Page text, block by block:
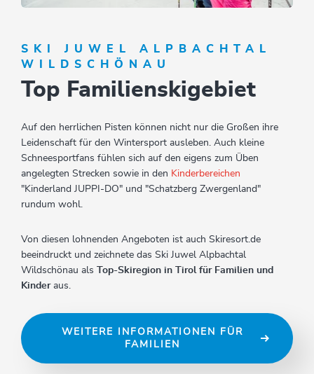
SKI JUWEL ALPBACHTAL
WILDSCHÖNAU
Top Familienskigebiet
Auf den herrlichen Pisten können nicht nur die Großen ihre
Leidenschaft für den Wintersport ausleben. Auch kleine
Schneesportfans fühlen sich auf den eigens zum Üben
angelegten Strecken sowie in den Kinderbereichen
"Kinderland JUPPI-DO" und "Schatzberg Zwergenland"
rundum wohl.
Von diesen lohnenden Angeboten ist auch Skiresort.de
beeindruckt und zeichnete das Ski Juwel Alpbachtal
Wildschönau als Top-Skiregion in Tirol für Familien und
Kinderaus.
WEITERE INFORMATIONEN FÜR
FAMILIEN